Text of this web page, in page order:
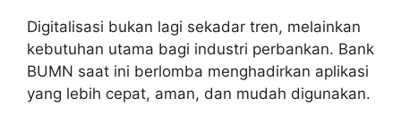
Digitalisasi bukan lagi sekadar tren, melainkan
kebutuhan utama bagi industri perbankan. Bank
BUMN saat ini berlomba menghadirkan aplikasi
yang lebih cepat, aman, dan mudah digunakan.